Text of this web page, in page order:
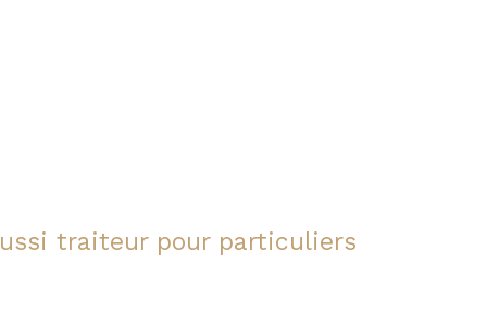
traiteur pour particuliers